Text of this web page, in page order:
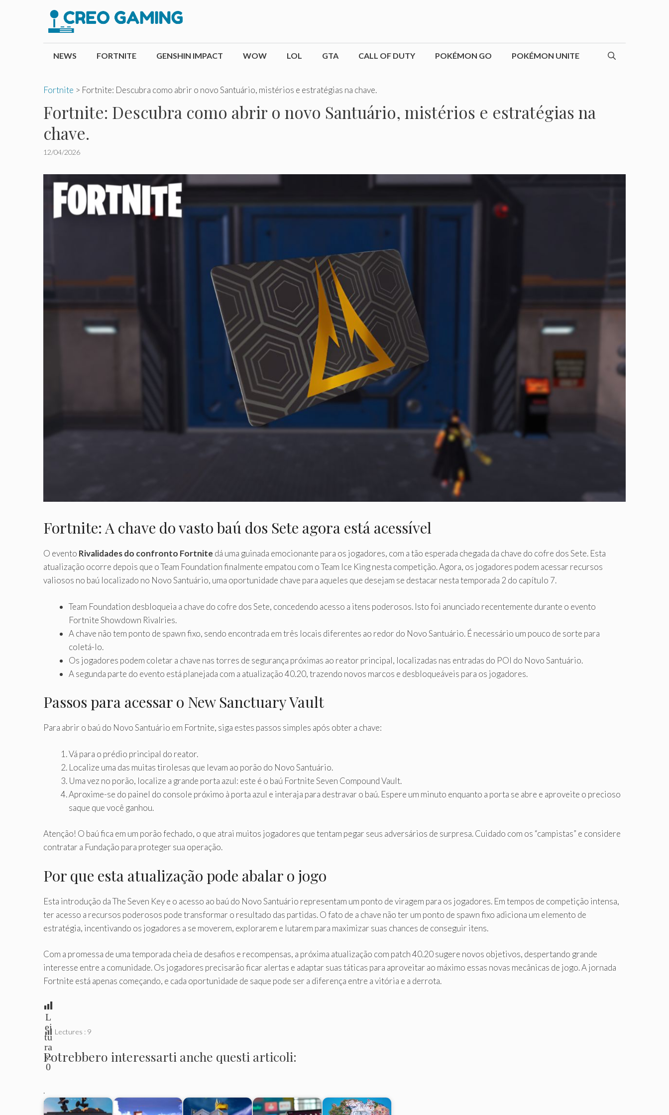
conteúdo
NEWS FORTNITE GENSHIN IMPACT WOW LOL GTA CALL OF DUTY POKÉMON GO POKÉMON UNITE
Fortnite > Fortnite: Descubra como abrir o novo Santuário, mistérios e estratégias na chave.
Fortnite: Descubra como abrir o novo Santuário, mistérios e estratégias na
chave.
12/04/2026
Fortnite: A chave do vasto baú dos Sete agora está acessível
O evento Rivalidades do confronto Fortnite dá uma guinada emocionante para os jogadores, com a tão esperada chegada da chave do cofre dos Sete. Esta
atualização ocorre depois que o Team Foundation finalmente empatou com o Team Ice King nesta competição. Agora, os jogadores podem acessar recursos
valiosos no baú localizado no Novo Santuário, uma oportunidade chave para aqueles que desejam se destacar nesta temporada 2 do capítulo 7.
Team Foundation desbloqueia a chave do cofre dos Sete, concedendo acesso a itens poderosos. Isto foi anunciado recentemente durante o evento
Fortnite Showdown Rivalries.
A chave não tem ponto de spawn fixo, sendo encontrada em três locais diferentes ao redor do Novo Santuário. É necessário um pouco de sorte para
coletá-lo.
Os jogadores podem coletar a chave nas torres de segurança próximas ao reator principal, localizadas nas entradas do POI do Novo Santuário.
A segunda parte do evento está planejada com a atualização 40.20, trazendo novos marcos e desbloqueáveis ​​para os jogadores.
Passos para acessar o New Sanctuary Vault
Para abrir o baú do Novo Santuário em Fortnite, siga estes passos simples após obter a chave:
Vá para o prédio principal do reator.
Localize uma das muitas tirolesas que levam ao porão do Novo Santuário.
Uma vez no porão, localize a grande porta azul: este é o baú Fortnite Seven Compound Vault.
Aproxime-se do painel do console próximo à porta azul e interaja para destravar o baú. Espere um minuto enquanto a porta se abre e aproveite o precioso
saque que você ganhou.
Atenção! O baú fica em um porão fechado, o que atrai muitos jogadores que tentam pegar seus adversários de surpresa. Cuidado com os “campistas” e considere
contratar a Fundação para proteger sua operação.
Por que esta atualização pode abalar o jogo
Esta introdução da The Seven Key e o acesso ao baú do Novo Santuário representam um ponto de viragem para os jogadores. Em tempos de competição intensa,
ter acesso a recursos poderosos pode transformar o resultado das partidas. O fato de a chave não ter um ponto de spawn fixo adiciona um elemento de
estratégia, incentivando os jogadores a se moverem, explorarem e lutarem para maximizar suas chances de conseguir itens.
Com a promessa de uma temporada cheia de desafios e recompensas, a próxima atualização com patch 40.20 sugere novos objetivos, despertando grande
interesse entre a comunidade. Os jogadores precisarão ficar alertas e adaptar suas táticas para aproveitar ao máximo essas novas mecânicas de jogo. A jornada
Fortnite está apenas começando, e cada oportunidade de saque pode ser a diferença entre a vitória e a derrota.
L
ei
tu
ra
s:
0
Lectures : 9
Potrebbero interessarti anche questi articoli:
.